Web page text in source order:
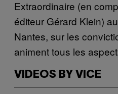
Extraordinaire (en
éditeur Gérard Klein)
Nantes, sur les
animent tous les
VIDEOS BY VICE